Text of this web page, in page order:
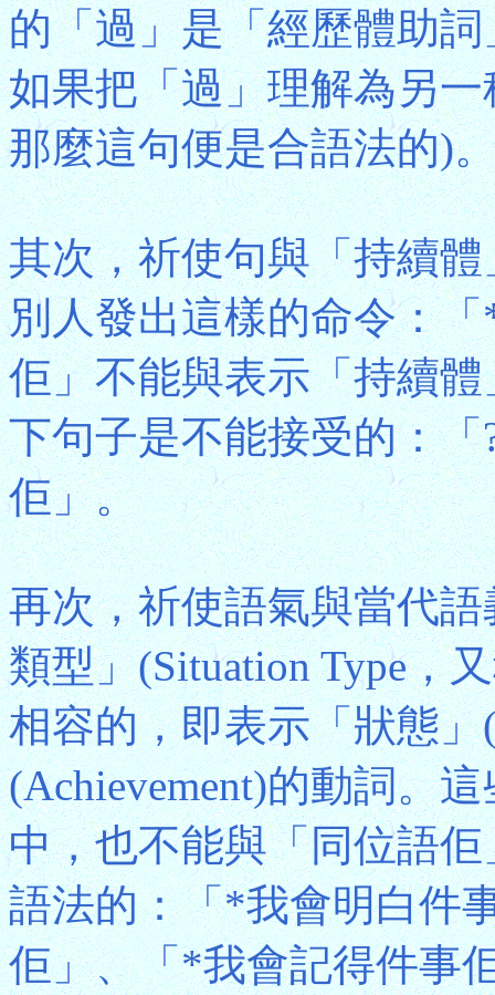
的「過」是「經歷體助
如果把「過」理解為另
那麼這句便是合語法的)
其次，祈使句與「持續
別人發出這樣的命令：
佢」不能與表示「持續
下句子是不能接受的：
佢」。
再次，祈使語氣與當代
類型」(Situation Type，
相容的，即表示「狀態」
(Achievement)的動詞。
中，也不能與「同位語
語法的：「*我會明白件
佢」、「*我會記得件事